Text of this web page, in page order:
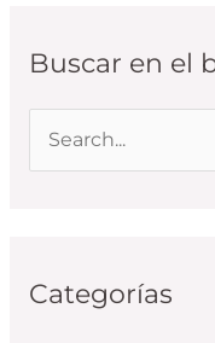
Buscar en el
a
Categorías